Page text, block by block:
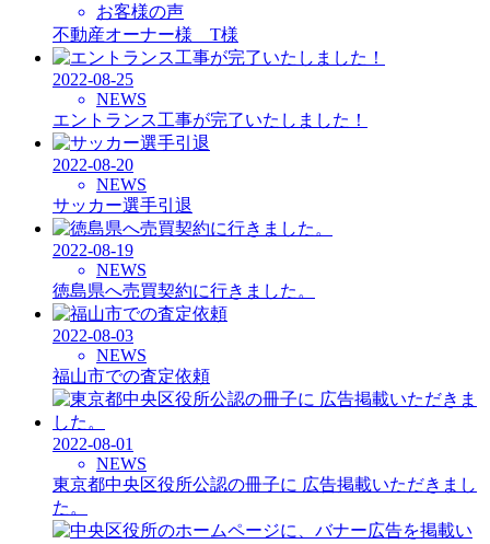
お客様の声
不動産オーナー様 T様
2022-08-25
NEWS
エントランス工事が完了いたしました！
2022-08-20
NEWS
サッカー選手引退
2022-08-19
NEWS
徳島県へ売買契約に行きました。
2022-08-03
NEWS
福山市での査定依頼
2022-08-01
NEWS
東京都中央区役所公認の冊子に 広告掲載いただきまし
た。